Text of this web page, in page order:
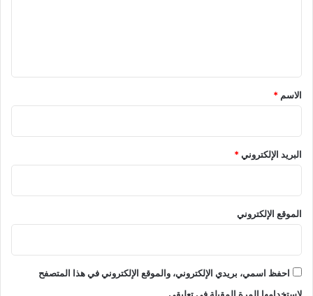
*
الاسم *
البريد الإلكتروني*
الموقع الإلكتروني
احفظ اسمي، بريدي الإلكتروني، والموقع الإلكتروني في هذا المتصفح